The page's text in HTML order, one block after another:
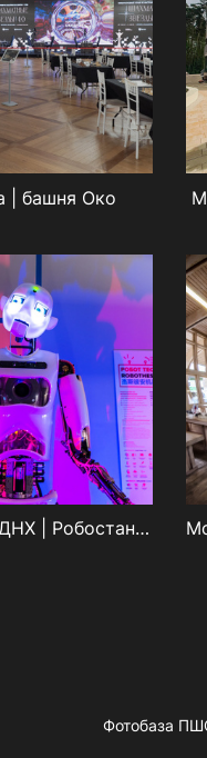
| башня Око
Москва | ВДНХ | Робостанция
Фотобаза